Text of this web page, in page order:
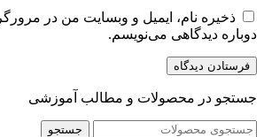
ذخیره نام، ایمیل و وبسایت من در
دوباره دیدگاهی می‌نویسم.
جستجو در محصولات و مطالب آموزشی
جستجو